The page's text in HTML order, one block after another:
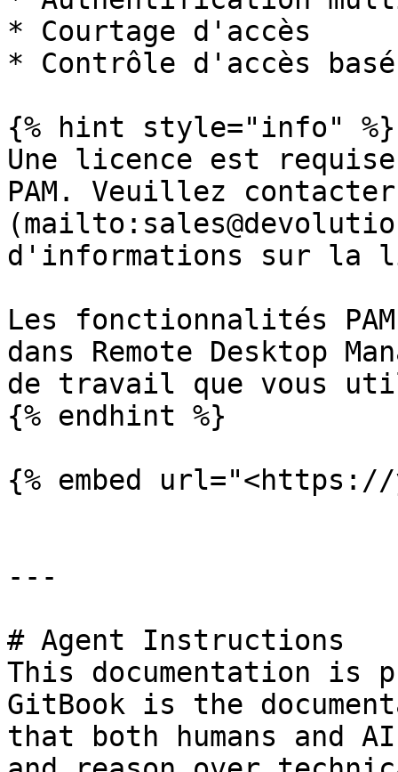
* Courtage d'accès
* Contrôle d'accès
{% hint style="info" %}
Une licence est
PAM. Veuillez
d'informations sur la
Les fonctionnalités
dans Remote Desktop
de travail que vous
{% endhint %}
{% embed url="<https://
---
# Agent Instructions
This documentation is
GitBook is the
that both humans and